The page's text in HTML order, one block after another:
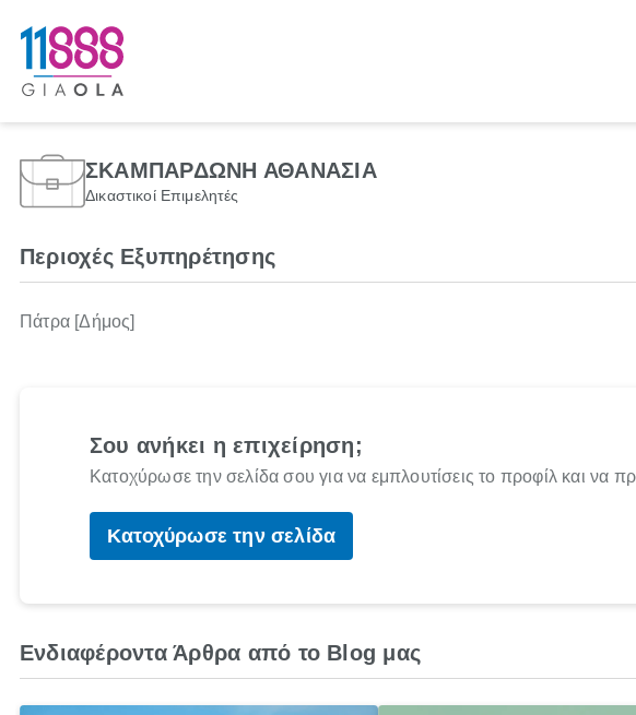
ΣΚΑΜΠΑΡΔΩΝΗ ΑΘΑΝΑΣΙΑ
Δικαστικοί Επιμελητές
Περιοχές Εξυπηρέτησης
Πάτρα [Δήμος]
Σου ανήκει η επιχείρηση;
Κατοχύρωσε την σελίδα σου για να εμπλουτίσεις το προφίλ και να
Κατοχύρωσε την σελίδα
Ενδιαφέροντα Άρθρα από το Blog μας